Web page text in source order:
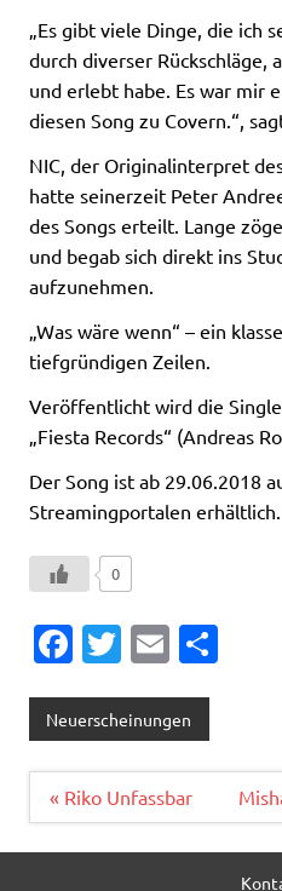
„Es gibt viele Dinge, die ich
durch diverser Rückschläge,
und erlebt habe. Es war mir
diesen Song zu Covern.“,
NIC, der Originalinterpret
hatte seinerzeit Peter
des Songs erteilt. Lange
und begab sich direkt ins
aufzunehmen.
„Was wäre wenn“ – ein
tiefgründigen Zeilen.
Veröffentlicht wird die
„Fiesta Records“ (Andreas
Der Song ist ab 29.06.2018
Streamingportalen erhältlich.
0
Fa
e
b
o
o
T
it
te
r
E
ai
l
n
Neuerscheinungen
Beitragsnavigation
« Riko Unfassbar